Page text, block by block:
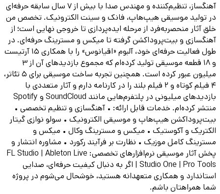
آهنگساز، تنظیم‌کننده و مهندس صدا با بیش از ۷ سال سابقه حرفه‌ای
در تولید موسیقی هیپ‌هاپ، فانک و سینت الکترونیک. تخصص من
خلق آثار منحصربه‌فرد از مرحله ایده‌پردازی تا خروجی نهایی است؛ از
آهنگسازی و بیت‌پروداکشن گرفته تا میکس و مسترینگ حرفه‌ای. در
طول فعالیت حرفه‌ای خود، آلبوم «اقیانوس» را با همکاری ۱۵ آرتیست
و ۱۸ قطعه موسیقی تولید کرده‌ام که مجموع بازدیدهای آن از ۳
میلیون عبور کرده است. همچنین تجربه ساخت موسیقی برای ۵ تئاتر،
۴ فیلم کوتاه و ۲ فیلم بلند را در کارنامه دارم و آثار متعددی با
بازدیدهای میلیونی در پلتفرم‌هایی مانند SoundCloud و Spotify
منتشر کرده‌ام. خدمات قابل ارائه: • آهنگسازی و تنظیم تخصصی •
بیت‌پروداکشن هیپ‌هاپ و موسیقی الکترونیک • سولو نوازی گیتار
الکتریک و آکوستیک • میکس و مسترینگ وکال • میکس و
مسترینگ کامل موزیک • نظارت بر فرآیند رکورد • مشاوره انتشار و
پخش آثار موسیقی نرم‌افزارهای تخصصی: FL Studio | Ableton Live
| Studio One | Pro Tools اگر به دنبال کیفیت حرفه‌ای، صدایی
استاندارد و همکاری متعهدانه هستید، خوشحال می‌شوم در پروژه
شما همراهتان باشم.